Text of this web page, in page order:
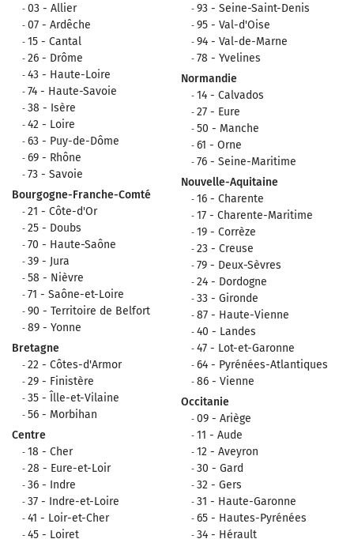
03 - Allier
07 - Ardêche
15 - Cantal
26 - Drôme
43 - Haute-Loire
74 - Haute-Savoie
38 - Isère
42 - Loire
63 - Puy-de-Dôme
69 - Rhône
73 - Savoie
Bourgogne-Franche-Comté
21 - Côte-d'Or
25 - Doubs
70 - Haute-Saône
39 - Jura
58 - Nièvre
71 - Saône-et-Loire
90 - Territoire de Belfort
89 - Yonne
Bretagne
22 - Côtes-d'Armor
29 - Finistère
35 - Îlle-et-Vilaine
56 - Morbihan
Centre
18 - Cher
28 - Eure-et-Loir
36 - Indre
37 - Indre-et-Loire
41 - Loir-et-Cher
45 - Loiret
93 - Seine-Saint-Denis
95 - Val-d'Oise
94 - Val-de-Marne
78 - Yvelines
Normandie
14 - Calvados
27 - Eure
50 - Manche
61 - Orne
76 - Seine-Maritime
Nouvelle-Aquitaine
16 - Charente
17 - Charente-Maritime
19 - Corrèze
23 - Creuse
79 - Deux-Sèvres
24 - Dordogne
33 - Gironde
87 - Haute-Vienne
40 - Landes
47 - Lot-et-Garonne
64 - Pyrénées-Atlantiques
86 - Vienne
Occitanie
09 - Ariège
11 - Aude
12 - Aveyron
30 - Gard
32 - Gers
31 - Haute-Garonne
65 - Hautes-Pyrénées
34 - Hérault